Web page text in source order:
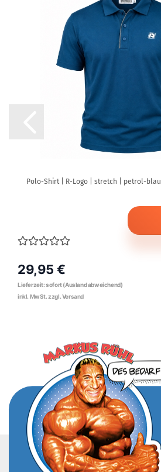
Polo-Shirt | R-Logo | stretch | petrol-blau
29,95 €